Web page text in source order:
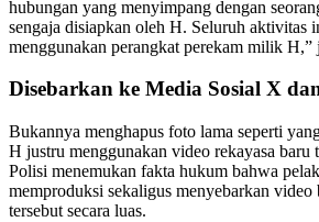
hubungan yang menyimpang dengan
sengaja disiapkan oleh H. Seluruh aktivitas
menggunakan perangkat perekam milik H,”
Disebarkan ke Media Sosial X
Bukannya menghapus foto lama seperti
H justru menggunakan video rekayasa baru
Polisi menemukan fakta hukum bahwa
memproduksi sekaligus menyebarkan video
tersebut secara luas.